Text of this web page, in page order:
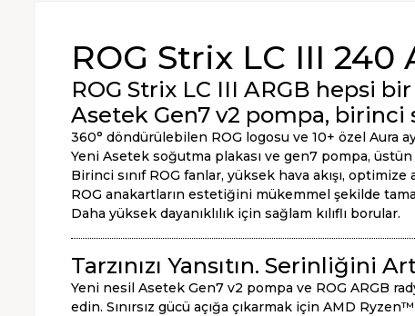
ROG Strix LC III
ROG Strix LC III ARGB hepsi
Asetek Gen7 v2 pompa, birinci
360° döndürülebilen ROG logosu ve 10+ özel Aura
Yeni Asetek soğutma plakası ve gen7 pompa,
Birinci sınıf ROG fanlar, yüksek hava akışı,
ROG anakartların estetiğini mükemmel şekilde
Daha yüksek dayanıklılık için sağlam kılıflı borular.
Tarzınızı Yansıtın. Serinliğini
Yeni nesil Asetek Gen7 v2 pompa ve ROG ARGB
edin. Sınırsız gücü açığa çıkarmak için AMD